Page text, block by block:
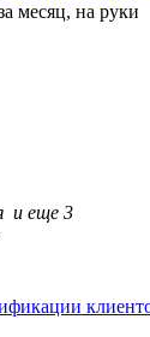
месяц, на руки
и еще 3